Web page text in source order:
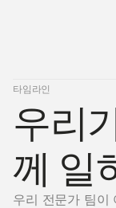
타임라인
우리
께 일
우리 전문가 팀이